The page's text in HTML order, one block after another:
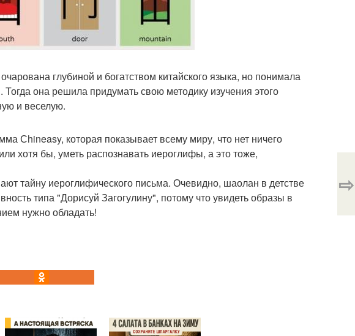
глубиной и богатством китайского языка, но понимала
она решила придумать свою методику изучения этого
и веселую.
Сhineasy, которая показывает всему миру, что нет ничего
хотя бы, уметь распознавать иероглифы, а это тоже,
тайну иероглифического письма. Очевидно, шаолан в детстве
типа "Дорисуй Загогулину", потому что увидеть образы в
нужно обладать!
⇨